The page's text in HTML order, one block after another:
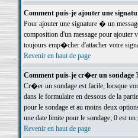
Comment puis-je ajouter une
Pour ajouter une signature � un
composition d'un message pour ajouter
toujours emp�cher d'attacher votre
Revenir en haut de page
Comment puis-je cr�er un sondage
Cr�er un sondage est facile; lorsque
dans le formulaire en dessous de la partie
pour le sondage et au moins deux
une date limite pour le sondage; 0 est
Revenir en haut de page